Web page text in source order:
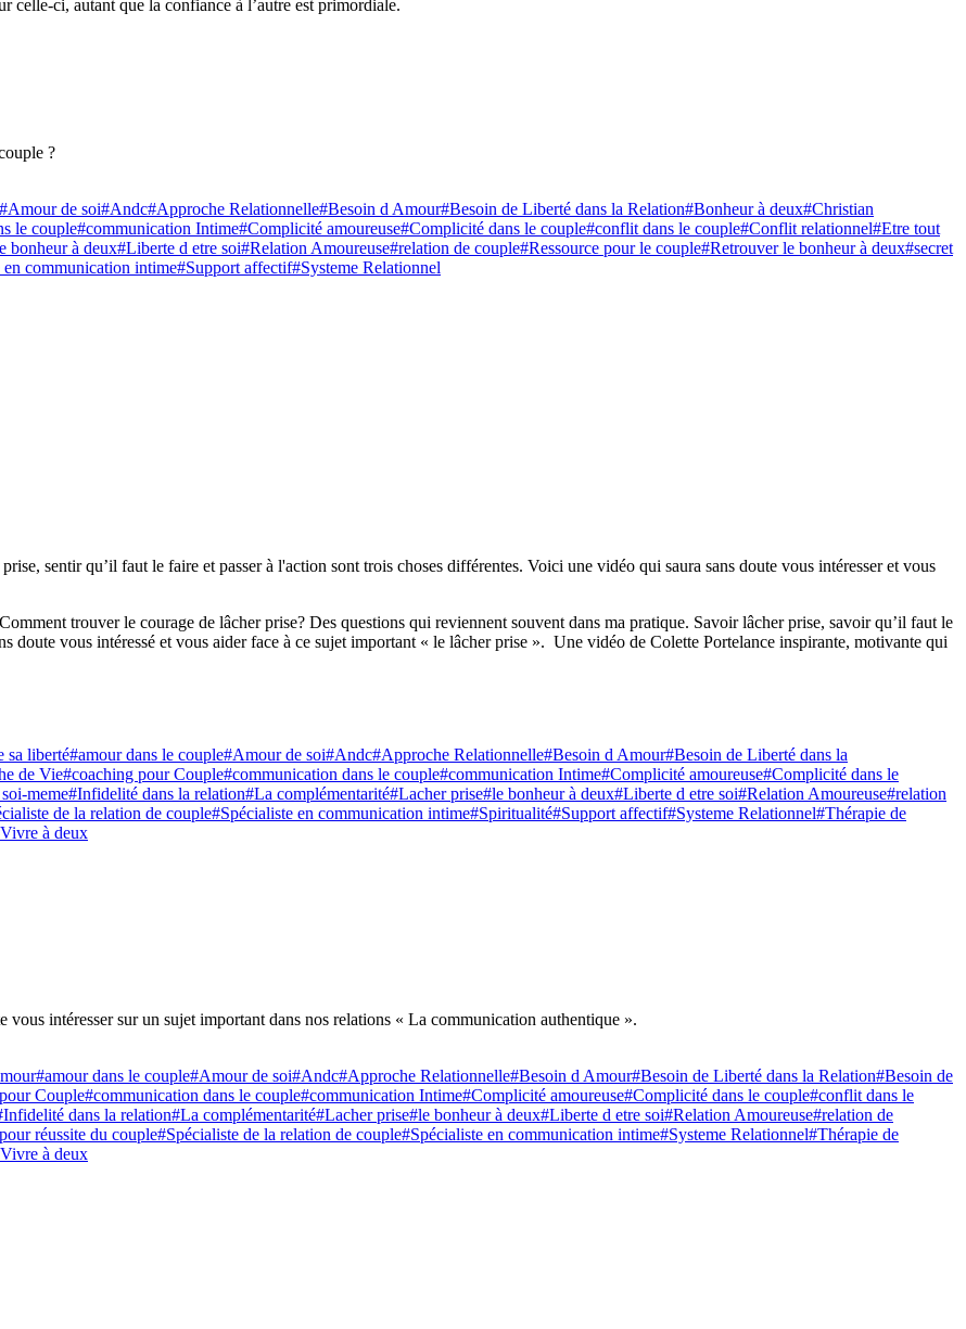
celle-ci, autant que la confiance à l’autre est primordiale.
?
#Amour de soi#Andc#Approche Relationnelle#Besoin d Amour#Besoin de Liberté dans la Relation#Bonheur à deux#Christian
le couple#communication Intime#Complicité amoureuse#Complicité dans le couple#conflit dans le couple#Conflit relationnel#Etre tout
bonheur à deux#Liberte d etre soi#Relation Amoureuse#relation de couple#Ressource pour le couple#Retrouver le bonheur à deux#secret
en communication intime#Support affectif#Systeme Relationnel
sentir qu’il faut le faire et passer à l'action sont trois choses différentes. Voici une vidéo qui saura sans doute vous intéresser et vous
trouver le courage de lâcher prise? Des questions qui reviennent souvent dans ma pratique. Savoir lâcher prise, savoir qu’il faut le
doute vous intéressé et vous aider face à ce sujet important « le lâcher prise ». Une vidéo de Colette Portelance inspirante, motivante qui
sa liberté#amour dans le couple#Amour de soi#Andc#Approche Relationnelle#Besoin d Amour#Besoin de Liberté dans la
de Vie#coaching pour Couple#communication dans le couple#communication Intime#Complicité amoureuse#Complicité dans le
meme#Infidelité dans la relation#La complémentarité#Lacher prise#le bonheur à deux#Liberte d etre soi#Relation Amoureuse#relation
de la relation de couple#Spécialiste en communication intime#Spiritualité#Support affectif#Systeme Relationnel#Thérapie de
à deux
intéresser sur un sujet important dans nos relations « La communication authentique ».
#amour dans le couple#Amour de soi#Andc#Approche Relationnelle#Besoin d Amour#Besoin de Liberté dans la Relation#Besoin de
Couple#communication dans le couple#communication Intime#Complicité amoureuse#Complicité dans le couple#conflit dans le
dans la relation#La complémentarité#Lacher prise#le bonheur à deux#Liberte d etre soi#Relation Amoureuse#relation de
réussite du couple#Spécialiste de la relation de couple#Spécialiste en communication intime#Systeme Relationnel#Thérapie de
à deux